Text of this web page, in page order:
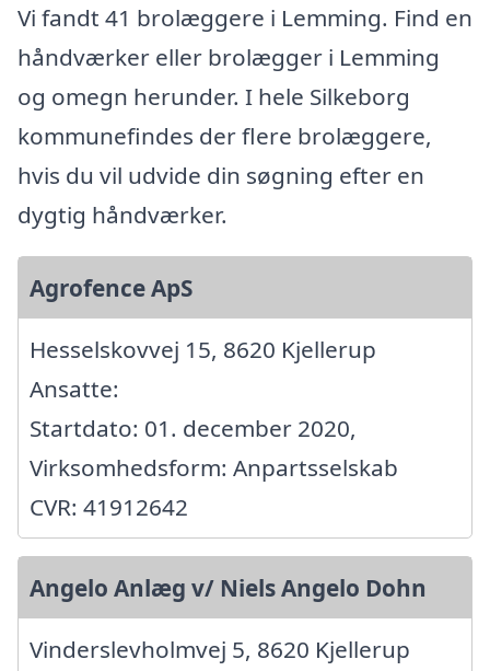
Vi fandt 41 brolæggere i Lemming. Find en
håndværker eller brolægger i Lemming
og omegn herunder. I hele Silkeborg
kommunefindes der flere brolæggere,
hvis du vil udvide din søgning efter en
dygtig håndværker.
Agrofence ApS
Hesselskovvej 15, 8620 Kjellerup
Ansatte:
Startdato: 01. december 2020,
Virksomhedsform: Anpartsselskab
CVR: 41912642
Angelo Anlæg v/ Niels Angelo Dohn
Vinderslevholmvej 5, 8620 Kjellerup